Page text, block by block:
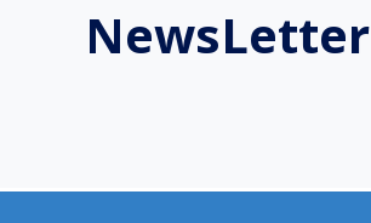
NewsLetter